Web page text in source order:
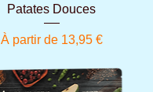
Patates Douces
À partir de 13,95 €
Prix promotionnel